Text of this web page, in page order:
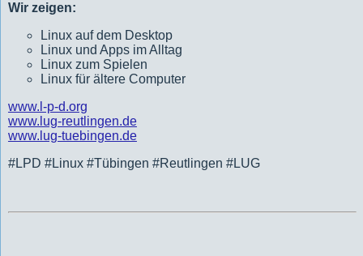
Wir zeigen:
Linux auf dem Desktop
Linux und Apps im Alltag
Linux zum Spielen
Linux für ältere Computer
www.l-p-d.org
www.lug-reutlingen.de
www.lug-tuebingen.de
#LPD #Linux #Tübingen #Reutlingen #LUG